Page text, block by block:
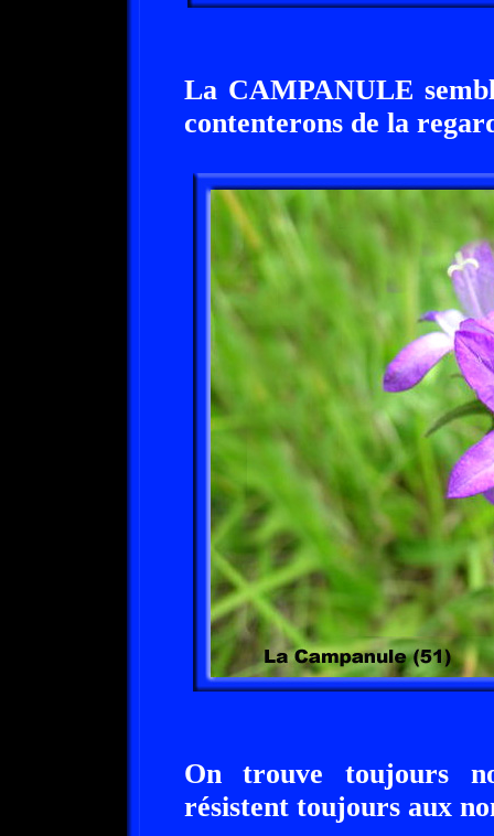
La CAMPANULE
contenterons de la
On trouve toujours
résistent toujours aux